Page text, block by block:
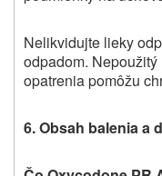
Nelikvidujte lieky
odpadom.
opatrenia pomôžu
6.Obsah balenia a